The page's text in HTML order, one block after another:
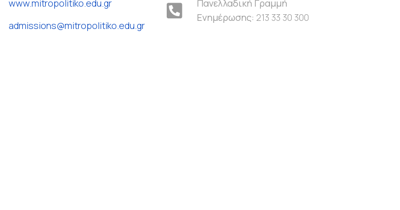
www.mitropolitiko.edu.gr
admissions@mitropolitiko.edu.gr
Πανελλαδική Γραμμή
Ενημέρωσης: 213 33 30 300